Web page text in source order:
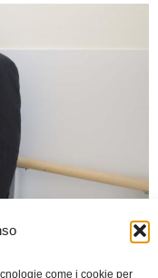
come i cookie per
0
ripercorre i principali